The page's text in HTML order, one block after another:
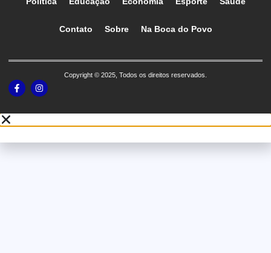
Contato Sobre Na Boca do Povo
Copyright © 2025, Todos os direitos reservados.